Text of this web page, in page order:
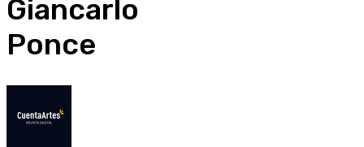
Giancarlo
Ponce